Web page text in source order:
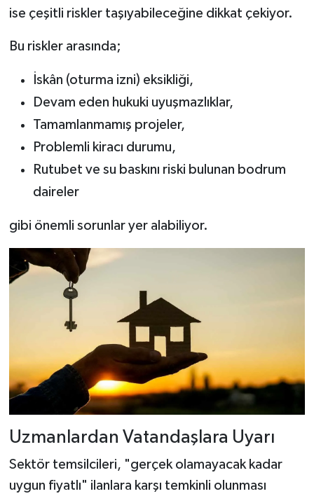
ise çeşitli riskler taşıyabileceğine dikkat çekiyor.
Bu riskler arasında;
İskân (oturma izni) eksikliği,
Devam eden hukuki uyuşmazlıklar,
Tamamlanmamış projeler,
Problemli kiracı durumu,
Rutubet ve su baskını riski bulunan bodrum
daireler
gibi önemli sorunlar yer alabiliyor.
Uzmanlardan Vatandaşlara Uyarı
Sektör temsilcileri, "gerçek olamayacak kadar
uygun fiyatlı" ilanlara karşı temkinli olunması